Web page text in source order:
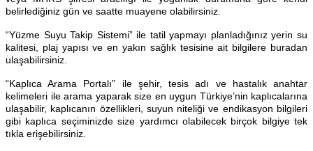
belirlediğiniz gün ve saatte muayene olabilirsiniz.
“Yüzme Suyu Takip Sistemi” ile tatil yapmayı planladığınız yerin su
kalitesi, plaj yapısı ve en yakın sağlık tesisine ait bilgilere buradan
ulaşabilirsiniz.
“Kaplıca Arama Portalı” ile şehir, tesis adı ve hastalık anahtar
kelimeleri ile arama yaparak size en uygun Türkiye’nin kaplıcalarına
ulaşabilir, kaplıcanın özellikleri, suyun niteliği ve endikasyon bilgileri
gibi kaplıca seçiminizde size yardımcı olabilecek birçok bilgiye tek
tıkla erişebilirsiniz.